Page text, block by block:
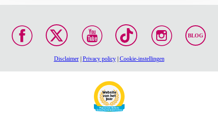
BLOG
Disclaimer| Privacy policy| Cookie-instellingen